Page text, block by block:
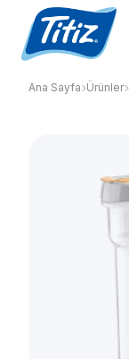
Ana Sayfa Ürünler